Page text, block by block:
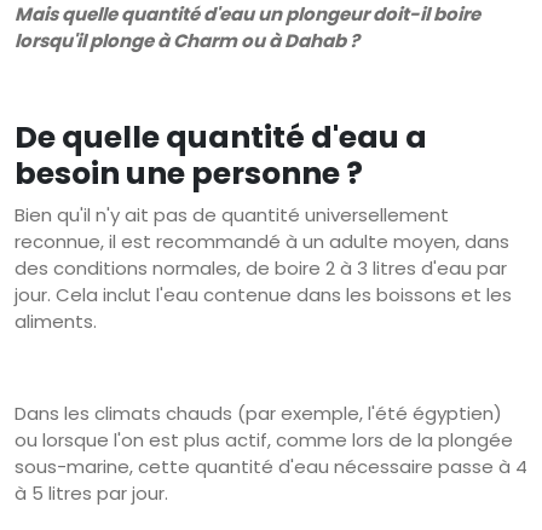
Mais quelle quantité d'eau un plongeur doit-il boire
lorsqu'il plonge à Charm ou à Dahab ?
De quelle quantité d'eau a
besoin une personne ?
Bien qu'il n'y ait pas de quantité universellement
reconnue, il est recommandé à un adulte moyen, dans
des conditions normales, de boire 2 à 3 litres d'eau par
jour. Cela inclut l'eau contenue dans les boissons et les
aliments.
Dans les climats chauds (par exemple, l'été égyptien)
ou lorsque l'on est plus actif, comme lors de la plongée
sous-marine, cette quantité d'eau nécessaire passe à 4
à 5 litres par jour.